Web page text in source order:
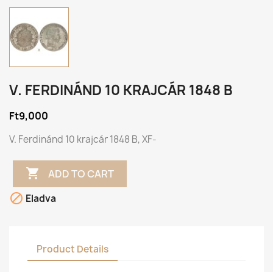
V. FERDINÁND 10 KRAJCÁR 1848 B
Ft9,000
V. Ferdinánd 10 krajcár 1848 B, XF-
 ADD TO CART
 Eladva
Product Details